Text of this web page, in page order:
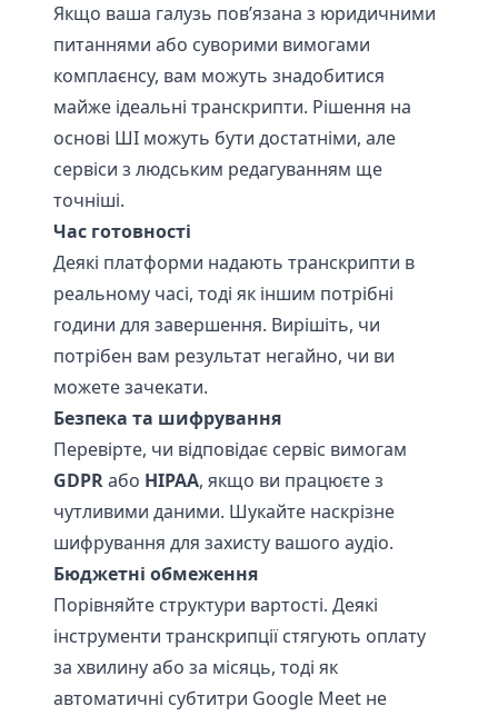
Якщо ваша галузь пов’язана з юридичними
питаннями або суворими вимогами
комплаєнсу, вам можуть знадобитися
майже ідеальні транскрипти. Рішення на
основі ШІ можуть бути достатніми, але
сервіси з людським редагуванням ще
точніші.
Час готовності
Деякі платформи надають транскрипти в
реальному часі, тоді як іншим потрібні
години для завершення. Вирішіть, чи
потрібен вам результат негайно, чи ви
можете зачекати.
Безпека та шифрування
Перевірте, чи відповідає сервіс вимогам
GDPRабо HIPAA, якщо ви працюєте з
чутливими даними. Шукайте наскрізне
шифрування для захисту вашого аудіо.
Бюджетні обмеження
Порівняйте структури вартості. Деякі
інструменти транскрипції стягують оплату
за хвилину або за місяць, тоді як
автоматичні субтитри Google Meet не